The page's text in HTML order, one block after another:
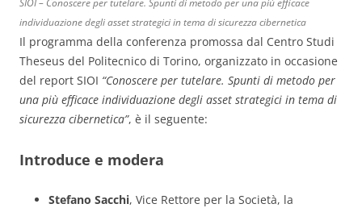
individuazione degli asset strategici in tema di sicurezza cibernetica
Il programma della conferenza promossa dal Centro Studi
Theseus del Politecnico di Torino, organizzato in occasione
del report SIOI “Conoscere per tutelare. Spunti di metodo per
una più efficace individuazione degli asset strategici in tema di
sicurezza cibernetica”, è il seguente:
Introduce e modera
Stefano Sacchi, Vice Rettore per la Società, la